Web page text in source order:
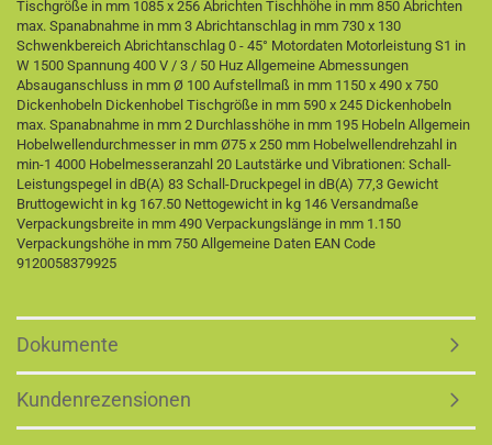
Tischgröße in mm 1085 x 256 Abrichten Tischhöhe in mm 850 Abrichten
max. Spanabnahme in mm 3 Abrichtanschlag in mm 730 x 130
Schwenkbereich Abrichtanschlag 0 - 45° Motordaten Motorleistung S1 in
W 1500 Spannung 400 V / 3 / 50 Huz Allgemeine Abmessungen
Absauganschluss in mm Ø 100 Aufstellmaß in mm 1150 x 490 x 750
Dickenhobeln Dickenhobel Tischgröße in mm 590 x 245 Dickenhobeln
max. Spanabnahme in mm 2 Durchlasshöhe in mm 195 Hobeln Allgemein
Hobelwellendurchmesser in mm Ø75 x 250 mm Hobelwellendrehzahl in
min-1 4000 Hobelmesseranzahl 20 Lautstärke und Vibrationen: Schall-
Leistungspegel in dB(A) 83 Schall-Druckpegel in dB(A) 77,3 Gewicht
Bruttogewicht in kg 167.50 Nettogewicht in kg 146 Versandmaße
Verpackungsbreite in mm 490 Verpackungslänge in mm 1.150
Verpackungshöhe in mm 750 Allgemeine Daten EAN Code
9120058379925
Dokumente
Kundenrezensionen